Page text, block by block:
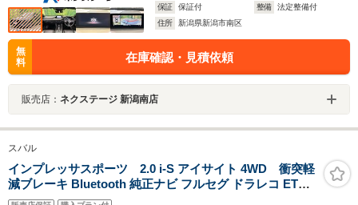
保証
保証付 整備
法定整備付
住所
新潟県新潟市南区
無
料
在庫確認・見積依頼
販売店： ネクステージ 新潟南店
スバル
インプレッサスポーツ 2.0 i-S アイサイト 4WD 衝突軽
減ブレーキ Bluetooth 純正ナビ フルセグ ドラレコ ETC
バックカメラ スペアキー 純正アルミ LEDデイライト